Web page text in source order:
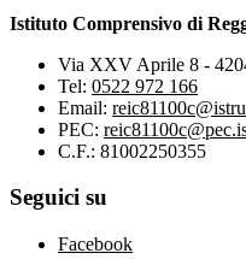
Istituto Comprensivo di
Via XXV Aprile 8 -
Tel: 0522 972 166
Email:
PEC:
C.F.: 81002250355
Seguici su
Facebook